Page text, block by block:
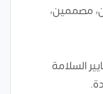
فنيين، مصممين،
السلامة